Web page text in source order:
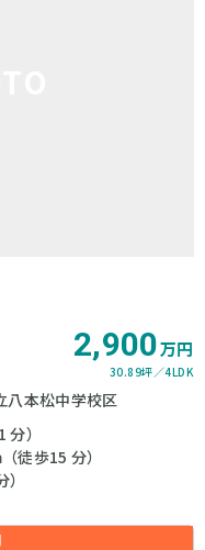
2,900万円
30.89坪 4LDK
本松中学校区
）
徒歩15 分）